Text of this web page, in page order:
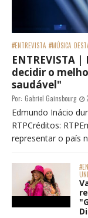
#ENTREVISTA #MÚSICA
ENTREVISTA
decidir o
saudável"
Por: Gabriel Gainsbourg
Edmundo Inácio
RTPCréditos:
representar o país